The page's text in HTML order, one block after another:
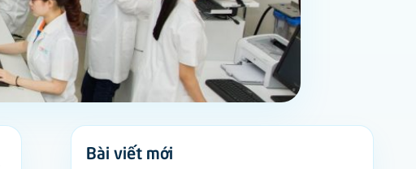
Bài viết mới